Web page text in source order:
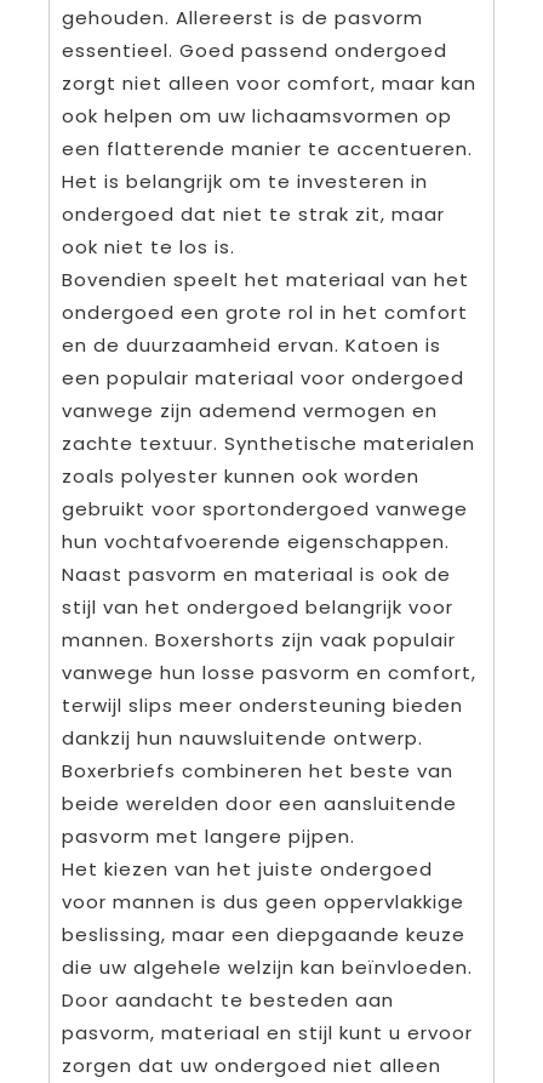
gehouden. Allereerst is de pasvorm
essentieel. Goed passend ondergoed
zorgt niet alleen voor comfort, maar kan
ook helpen om uw lichaamsvormen op
een flatterende manier te accentueren.
Het is belangrijk om te investeren in
ondergoed dat niet te strak zit, maar
ook niet te los is.
Bovendien speelt het materiaal van het
ondergoed een grote rol in het comfort
en de duurzaamheid ervan. Katoen is
een populair materiaal voor ondergoed
vanwege zijn ademend vermogen en
zachte textuur. Synthetische materialen
zoals polyester kunnen ook worden
gebruikt voor sportondergoed vanwege
hun vochtafvoerende eigenschappen.
Naast pasvorm en materiaal is ook de
stijl van het ondergoed belangrijk voor
mannen. Boxershorts zijn vaak populair
vanwege hun losse pasvorm en comfort,
terwijl slips meer ondersteuning bieden
dankzij hun nauwsluitende ontwerp.
Boxerbriefs combineren het beste van
beide werelden door een aansluitende
pasvorm met langere pijpen.
Het kiezen van het juiste ondergoed
voor mannen is dus geen oppervlakkige
beslissing, maar een diepgaande keuze
die uw algehele welzijn kan beïnvloeden.
Door aandacht te besteden aan
pasvorm, materiaal en stijl kunt u ervoor
zorgen dat uw ondergoed niet alleen